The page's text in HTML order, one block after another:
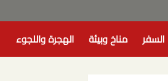
السفر مناخ وبيئة الهجرة واللجوء